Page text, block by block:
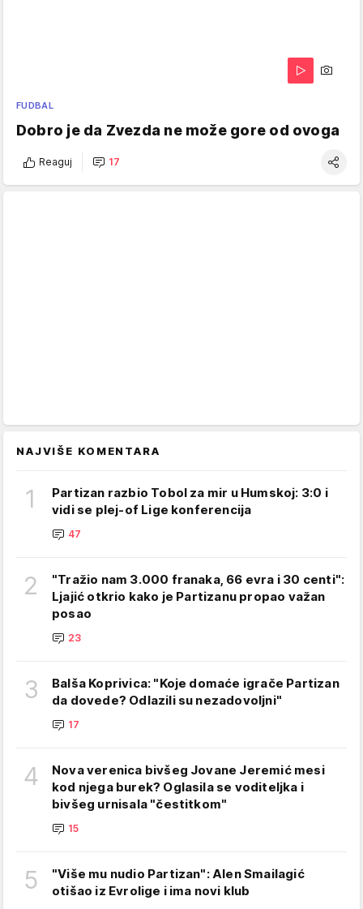
FUDBAL
Dobro je da Zvezda ne može gore od ovoga
Reaguj 17
NAJVIŠE KOMENTARA
1
Partizan razbio Tobol za mir u Humskoj: 3:0 i
vidi se plej-of Lige konferencija
47
2
"Tražio nam 3.000 franaka, 66 evra i 30 centi":
Ljajić otkrio kako je Partizanu propao važan
posao
23
3
Balša Koprivica: "Koje domaće igrače Partizan
da dovede? Odlazili su nezadovoljni"
17
4
Nova verenica bivšeg Jovane Jeremić mesi
kod njega burek? Oglasila se voditeljka i
bivšeg urnisala "čestitkom"
15
5
"Više mu nudio Partizan": Alen Smailagić
otišao iz Evrolige i ima novi klub